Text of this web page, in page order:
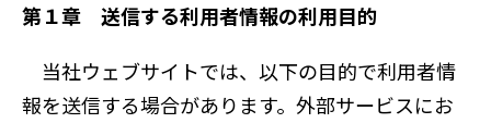
第１章 送信する利用者情報の利用目的
当社ウェブサイトでは、以下の目的で利用者情
報を送信する場合があります。外部サービスにお